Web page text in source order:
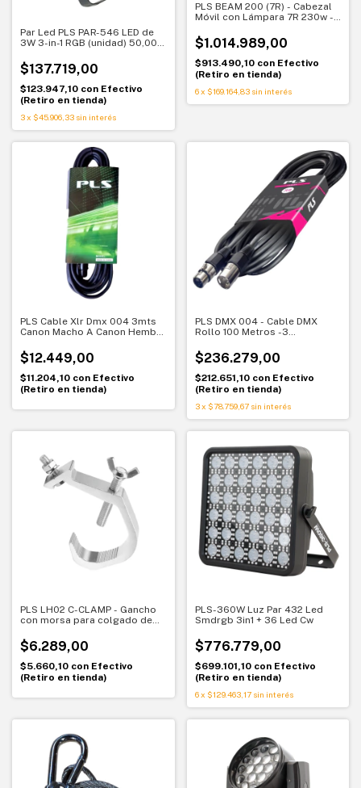
Par Led PLS PAR-546 LED de
3W 3-in-1 RGB (unidad) 50,000
Auto/Sound/DMX/Master-slave
. Con modo color ring
$137.719,00
$123.947,10 con Efectivo
(Retiro en tienda)
3x $45.906,33 sin interés
PLS BEAM 200 (7R) - Cabezal
Móvil con Lámpara 7R 230w -
$1.014.989,00
$913.490,10 con Efectivo
(Retiro en tienda)
6 x $169.164,83 sin interés
PLS Cable Xlr Dmx 004 3mts
Canon Macho A Canon Hembra
$12.449,00
$11.204,10 con Efectivo
(Retiro en tienda)
PLS DMX 004 - Cable DMX
Rollo 100 Metros -3
$236.279,00
$212.651,10 con Efectivo
(Retiro en tienda)
3 x $78.759,67 sin interés
PLS LH02 C-CLAMP - Gancho
con morsa para colgado de
$6.289,00
$5.660,10 con Efectivo
(Retiro en tienda)
PLS-360W Luz Par 432 Led
Smdrgb 3in1 + 36 Led Cw
$776.779,00
$699.101,10 con Efectivo
(Retiro en tienda)
6 x $129.463,17 sin interés